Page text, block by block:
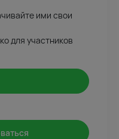
ими свои
для участников